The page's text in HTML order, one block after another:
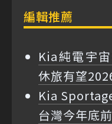
編輯推薦
Kia純電宇
休旅有望
Kia
台灣今年底